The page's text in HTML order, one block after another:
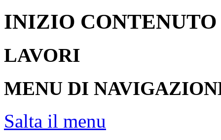
INIZIO CONTENUTO
LAVORI
MENU DI
Salta il menu